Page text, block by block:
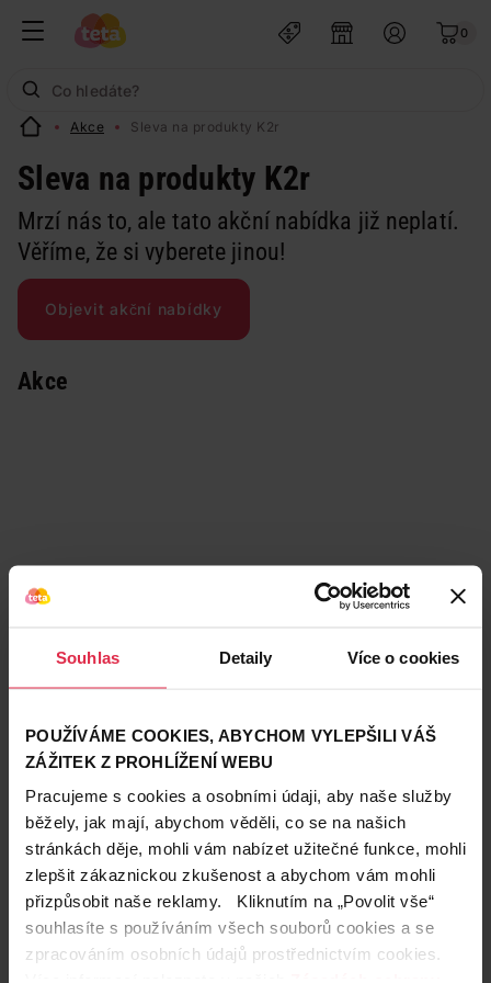
Souhlas Detaily Více o cookies
POUŽÍVÁME COOKIES, ABYCHOM VYLEPŠILI VÁŠ
ZÁŽITEK Z PROHLÍŽENÍ WEBU
Pracujeme s cookies a osobními údaji, aby naše služby
běžely, jak mají, abychom věděli, co se na našich
stránkách děje, mohli vám nabízet užitečné funkce, mohli
zlepšit zákaznickou zkušenost a abychom vám mohli
přizpůsobit naše reklamy. Kliknutím na „Povolit vše“
souhlasíte s používáním všech souborů cookies a se
zpracováním osobních údajů prostřednictvím cookies.
0
Akce Sleva na produkty K2r
Sleva na produkty K2r
Mrzí nás to, ale tato akční nabídka již neplatí.
Věříme, že si vyberete jinou!
Objevit akční nabídky
Akce
Teta prodejny a služby